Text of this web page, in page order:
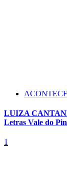
ACONTECE
LUIZA
Letras Vale do
1